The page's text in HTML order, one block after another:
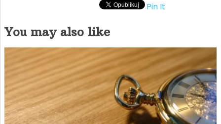
Pin It
You may also like